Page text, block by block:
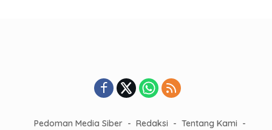
Pedoman Media Siber Redaksi
Tentang Kami